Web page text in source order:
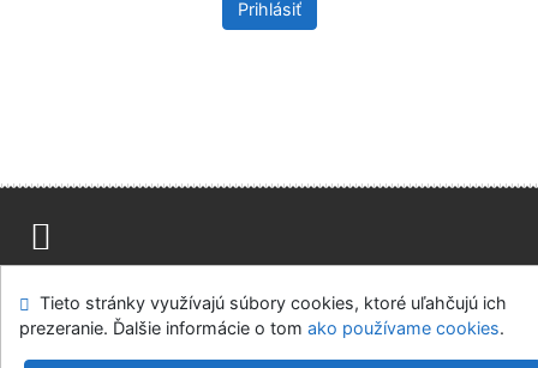
Prihlásiť
Modul OpenSearch
Napíšte nám Nastavenie cookies
Tieto stránky využívajú súbory cookies, ktoré uľahčujú ich
prezeranie. Ďalšie informácie o tom ako používame cookies.